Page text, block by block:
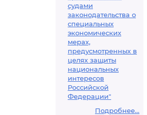
судами
законодательства о
специальных
экономических
мерах,
предусмотренных в
целях защиты
национальных
интересов
Российской
Федерации"
Подробнее...